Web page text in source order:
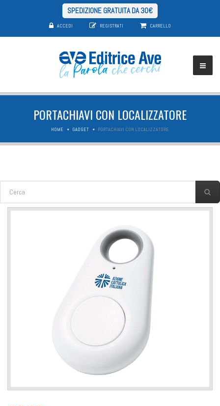
SPEDIZIONE GRATUITA DA 30€
ACCEDI REGISTRATI CARRELLO
PORTACHIAVI CON LOCALIZZATORE
HOME GADGET PORTACHIAVI CON LOCALIZZATORE
FORM DI RICERCA